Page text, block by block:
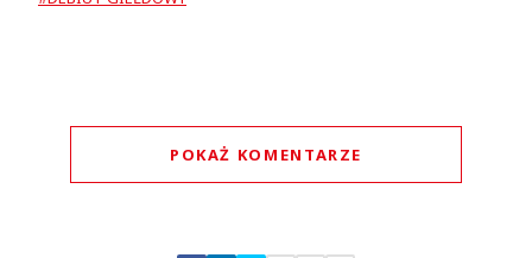
POKAŻ KOMENTARZE